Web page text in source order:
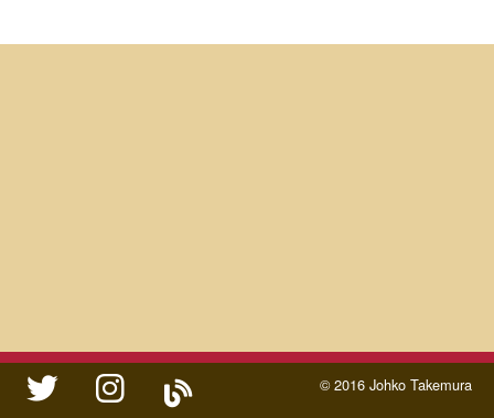
twitter instagram
ameblo © 2016 Johko Takemura